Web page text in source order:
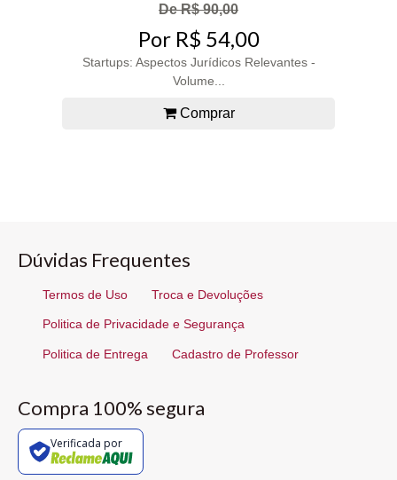
De R$ 90,00
Por R$ 54,00
Startups: Aspectos Jurídicos Relevantes -
Volume...
Comprar
Dúvidas Frequentes
Termos de Uso Troca e Devoluções
Politica de Privacidade e Segurança
Politica de Entrega Cadastro de Professor
Compra 100% segura
Verificada por